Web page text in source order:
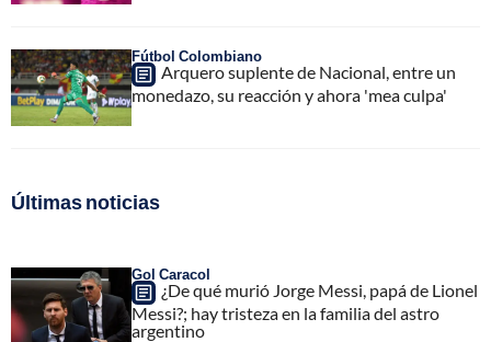
Fútbol Colombiano
Arquero suplente de Nacional, entre un
monedazo, su reacción y ahora 'mea culpa'
Últimas noticias
Gol Caracol
¿De qué murió Jorge Messi, papá de Lionel
Messi?; hay tristeza en la familia del astro
argentino